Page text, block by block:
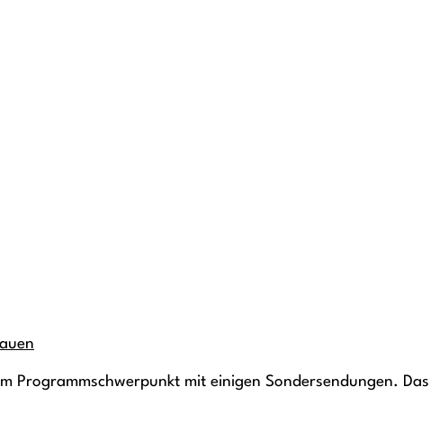
Programmschwerpunkt mit einigen Sondersendungen.